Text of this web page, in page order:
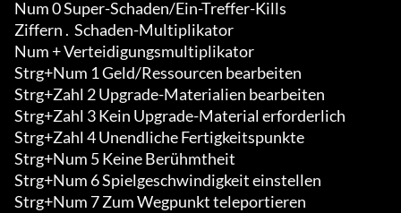
Num 0 Super-Schaden/Ein-Treffer-Kills
Ziffern .  Schaden-Multiplikator
Num + Verteidigungsmultiplikator
Strg+Num 1 Geld/Ressourcen bearbeiten
Strg+Zahl 2 Upgrade-Materialien bearbeiten
Strg+Zahl 3 Kein Upgrade-Material erforderlich
Strg+Zahl 4 Unendliche Fertigkeitspunkte
Strg+Num 5 Keine Berühmtheit
Strg+Num 6 Spielgeschwindigkeit einstellen
Strg+Num 7 Zum Wegpunkt teleportieren